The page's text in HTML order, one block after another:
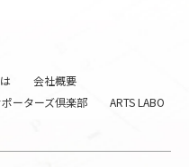
会社概要
ーターズ倶楽部
ARTS LABO